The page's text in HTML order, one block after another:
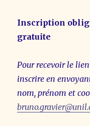
Inscription
gratuite
Pour recevoir le
inscrire en
nom, prénom et